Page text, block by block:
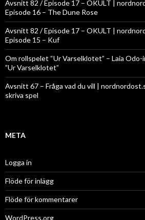
Avsnitt 82 / Episode 17 – OKULT |
Episode 16 – The Dune Rose
Avsnitt 82 / Episode 17 – OKULT |
Episode 15 – Kuf
Om rollspelet “Ur Varselklotet” – Laia
”Ur Varselklotet”
Avsnitt 67 – Fråga vad du vill |
skriva spel
META
Logga in
Flöde för inlägg
Flöde för kommentarer
WordPress.org